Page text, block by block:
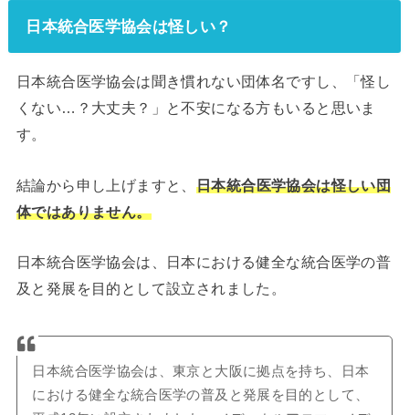
日本統合医学協会は怪しい？
日本統合医学協会は聞き慣れない団体名ですし、「怪し
くない…？大丈夫？」と不安になる方もいると思いま
す。
結論から申し上げますと、 日本統合医学協会は怪しい団
体ではありません。
日本統合医学協会は、日本における健全な統合医学の普
及と発展を目的として設立されました。
日本統合医学協会は、東京と大阪に拠点を持ち、日本
における健全な統合医学の普及と発展を目的として、